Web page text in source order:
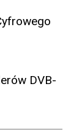
DVB-